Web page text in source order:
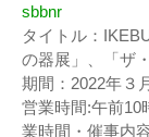
sbbnr
タイトル：
の器展」、「ザ
期間：2022年３
営業時間:午前
業時間・催事内